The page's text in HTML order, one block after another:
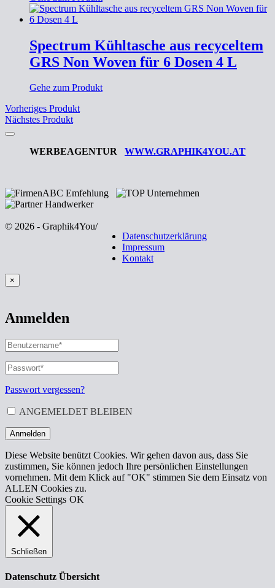
Spectrum Kühltasche aus recyceltem
GRS Non Woven für 6 Dosen 4 L
Gehe zum Produkt
Vorheriges Produkt
Nächstes Produkt
WERBEAGENTUR WWW.GRAPHIK4YOU.AT
© 2026 - Graphik4You/
Datenschutzerklärung
Impressum
Kontakt
×
Anmelden
BENUTZERNAME
ODER
E-
MAIL-
ADRESSE*
ERFORDERLICH
PASSWORT
ERFORDERLICH
Passwort vergessen?
ANGEMELDET BLEIBEN
Anmelden
Diese Website benützt Cookies. Wir gehen davon aus, dass Sie
zustimmen, Sie können jedoch Ihre persönlichen Einstellungen
vornehmen. Mit dem Klick auf "OK" stimmen Sie dem Einsatz von
ALLEN Cookies zu.
Cookie Settings OK
Schließen
Datenschutz Übersicht